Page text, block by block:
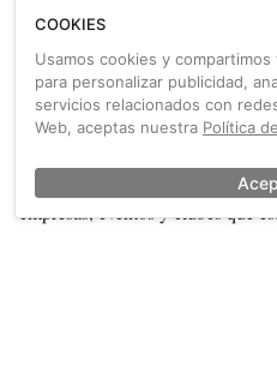
Pedal Spain 2026 busca
más innovadores para su
La Feria del Cicloturismo Pedal
jornada de presentaciones ágiles
empresas, eventos y clubes que
COOKIES
Usamos cookies y
para personalizar publicidad,
servicios relacionados con
Web, aceptas nuestra Política